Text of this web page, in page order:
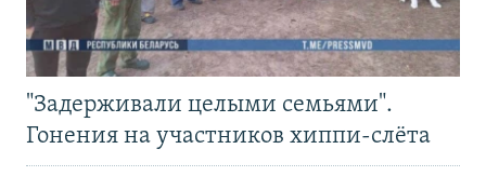
"Задерживали целыми семьями".
Гонения на участников хиппи-слёта